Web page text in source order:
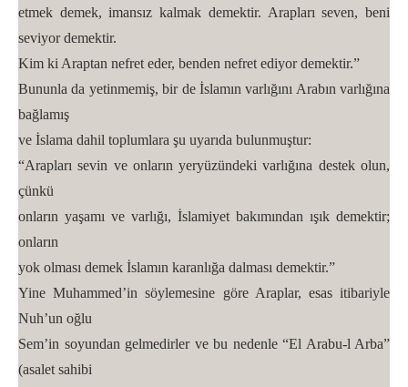
etmek demek, imansız kalmak demektir. Arapları seven, beni
seviyor demektir.
Kim ki Araptan nefret eder, benden nefret ediyor demektir.”
Bununla da yetinmemiş, bir de İslamın varlığını Arabın varlığına
bağlamış
ve İslama dahil toplumlara şu uyarıda bulunmuştur:
“Arapları sevin ve onların yeryüzündeki varlığına destek olun,
çünkü
onların yaşamı ve varlığı, İslamiyet bakımından ışık demektir;
onların
yok olması demek İslamın karanlığa dalması demektir.”
Yine Muhammed’in söylemesine göre Araplar, esas itibariyle
Nuh’un oğlu
Sem’in soyundan gelmedirler ve bu nedenle “El Arabu-l Arba”
(asalet sahibi